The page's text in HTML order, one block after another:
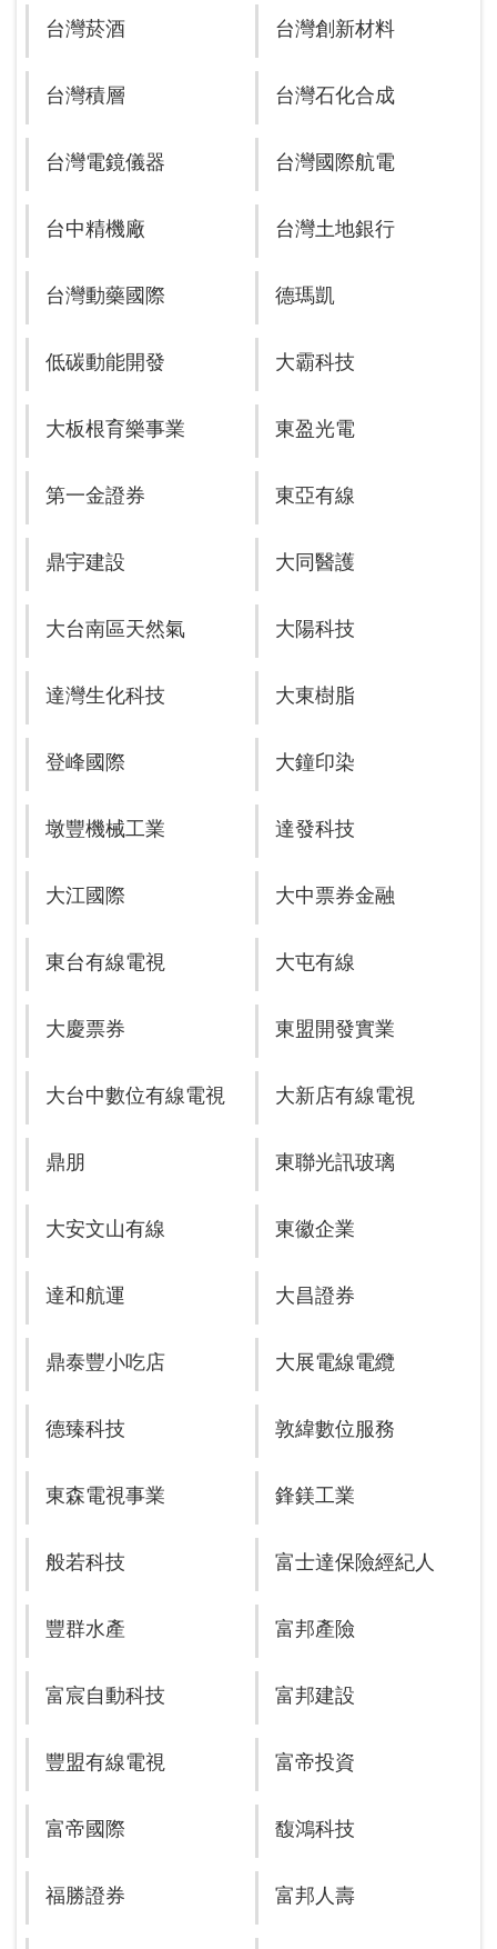
台灣菸酒 台灣創新材料
台灣積層 台灣石化合成
台灣電鏡儀器 台灣國際航電
台中精機廠 台灣土地銀行
台灣動藥國際 德瑪凱
低碳動能開發 大霸科技
大板根育樂事業 東盈光電
第一金證券 東亞有線
鼎宇建設 大同醫護
大台南區天然氣 大陽科技
達灣生化科技 大東樹脂
登峰國際 大鐘印染
墩豐機械工業 達發科技
大江國際 大中票券金融
東台有線電視 大屯有線
大慶票券 東盟開發實業
大台中數位有線電視 大新店有線電視
鼎朋 東聯光訊玻璃
大安文山有線 東徽企業
達和航運 大昌證券
鼎泰豐小吃店 大展電線電纜
德臻科技 敦緯數位服務
東森電視事業 鋒鎂工業
般若科技 富士達保險經紀人
豐群水產 富邦產險
富宸自動科技 富邦建設
豐盟有線電視 富帝投資
富帝國際 馥鴻科技
福勝證券 富邦人壽